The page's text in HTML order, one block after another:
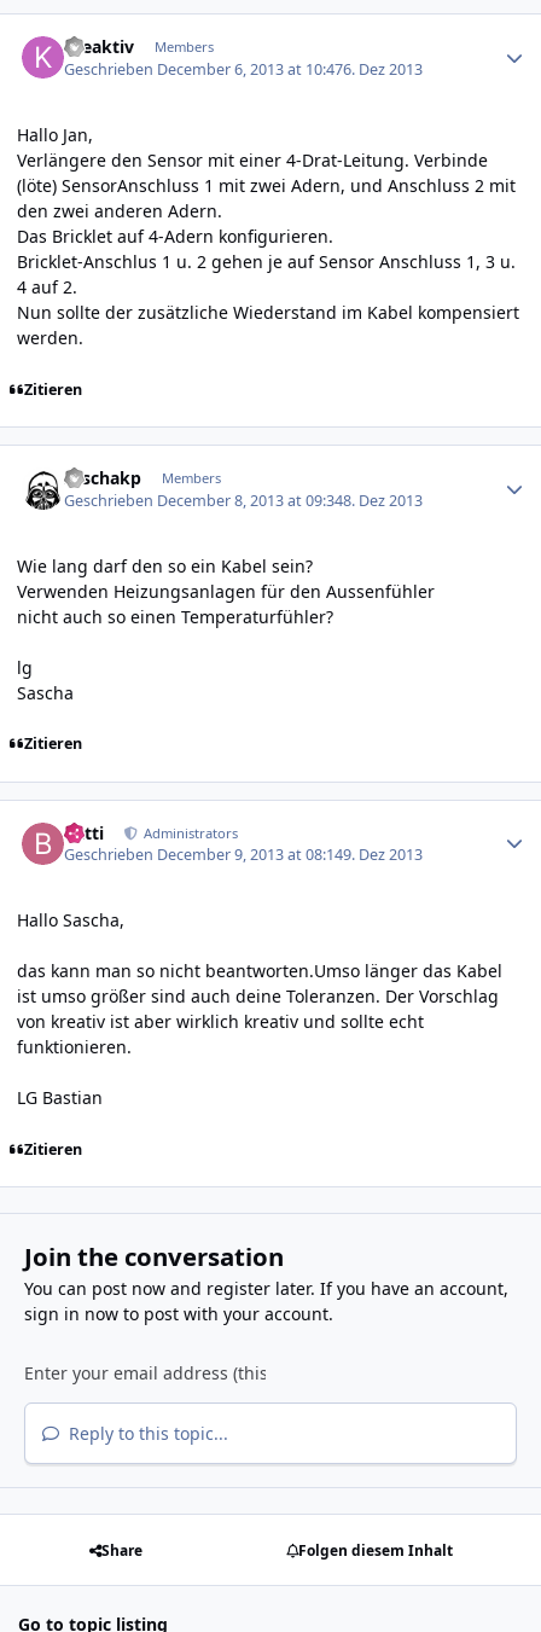
kreaktiv Members
Geschrieben December 6, 2013 at 10:476. Dez 2013
Hallo Jan,
Verlängere den Sensor mit einer 4-Drat-Leitung. Verbinde
(löte) SensorAnschluss 1 mit zwei Adern, und Anschluss 2 mit
den zwei anderen Adern.
Das Bricklet auf 4-Adern konfigurieren.
Bricklet-Anschlus 1 u. 2 gehen je auf Sensor Anschluss 1, 3 u.
4 auf 2.
Nun sollte der zusätzliche Wiederstand im Kabel kompensiert
werden.
Zitieren
saschakp Members
Geschrieben December 8, 2013 at 09:348. Dez 2013
Wie lang darf den so ein Kabel sein?
Verwenden Heizungsanlagen für den Aussenfühler
nicht auch so einen Temperaturfühler?
lg
Sascha
Zitieren
batti Administrators
Geschrieben December 9, 2013 at 08:149. Dez 2013
Hallo Sascha,
das kann man so nicht beantworten.Umso länger das Kabel
ist umso größer sind auch deine Toleranzen. Der Vorschlag
von kreativ ist aber wirklich kreativ und sollte echt
funktionieren.
LG Bastian
Zitieren
Join the conversation
You can post now and register later. If you have an account,
sign in nowto post with your account.
Reply to this topic...
Share Folgen diesem Inhalt
Go to topic listing